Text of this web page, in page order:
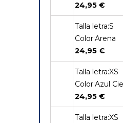
24,95 €
Talla letra:S
Color:Arena
24,95 €
Talla letra:XS
Color:Azul
24,95 €
Talla letra:XS